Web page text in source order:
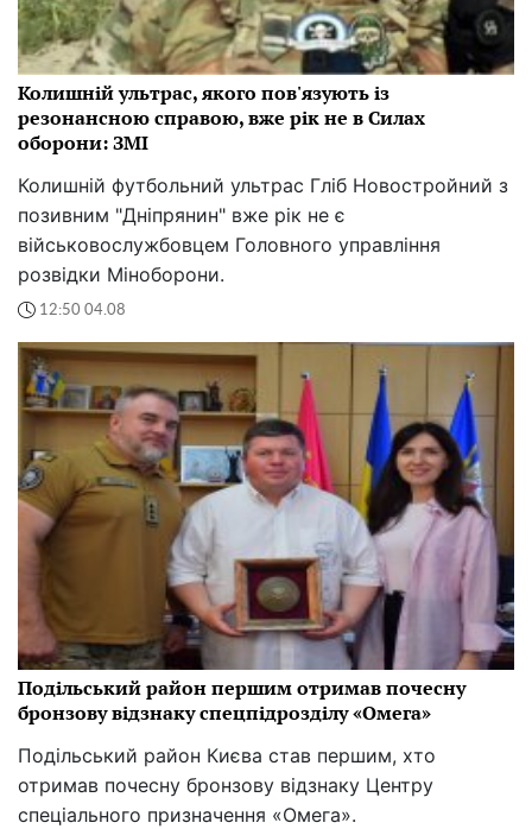
Колишній ультрас, якого пов'язують із
резонансною справою, вже рік не в Силах
оборони: ЗМІ
Колишній футбольний ультрас Гліб Новостройний з
позивним "Дніпрянин" вже рік не є
військовослужбовцем Головного управління
розвідки Міноборони.
12:50 04.08
Подільський район першим отримав почесну
бронзову відзнаку спецпідрозділу «Омега»
Подільський район Києва став першим, хто
отримав почесну бронзову відзнаку Центру
спеціального призначення «Омега».